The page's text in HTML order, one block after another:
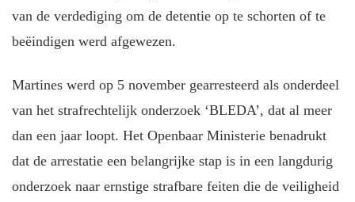
van de verdediging om de detentie op te schorten of te
beëindigen werd afgewezen.
Martines werd op 5 november gearresteerd als onderdeel
van het strafrechtelijk onderzoek ‘BLEDA’, dat al meer
dan een jaar loopt. Het Openbaar Ministerie benadrukt
dat de arrestatie een belangrijke stap is in een langdurig
onderzoek naar ernstige strafbare feiten die de veiligheid